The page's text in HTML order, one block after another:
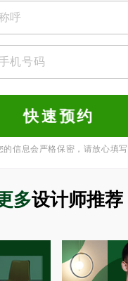
的信息会严格保密，请放心填写
多设计师推荐